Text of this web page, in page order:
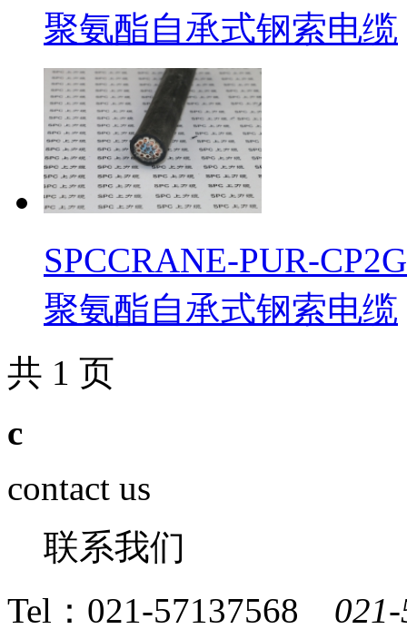
聚氨酯自承式钢索电缆
SPCCRANE-PUR-
聚氨酯自承式钢索电缆
共 1 页
c
contact us
联系我们
Tel： 021-57137568